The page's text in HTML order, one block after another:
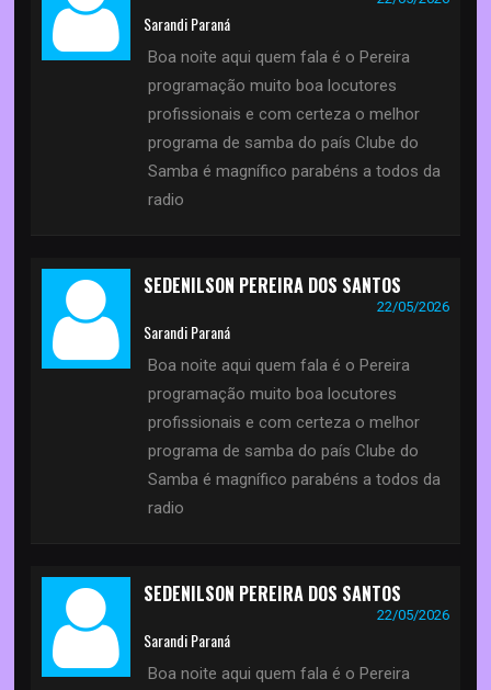
Sarandi Paraná
Boa noite aqui quem fala é o Pereira
programação muito boa locutores
profissionais e com certeza o melhor
programa de samba do país Clube do
Samba é magnífico parabéns a todos da
radio
SEDENILSON PEREIRA DOS SANTOS
22/05/2026
Sarandi Paraná
Boa noite aqui quem fala é o Pereira
programação muito boa locutores
profissionais e com certeza o melhor
programa de samba do país Clube do
Samba é magnífico parabéns a todos da
radio
SEDENILSON PEREIRA DOS SANTOS
22/05/2026
Sarandi Paraná
Boa noite aqui quem fala é o Pereira